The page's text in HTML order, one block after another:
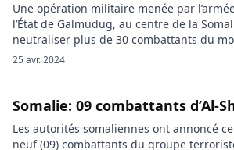
Une opération militaire menée par
l’État de Galmudug, au centre de la
neutraliser plus de 30 combattants du
Shabab. Selon les informations fournies
lancée contre deux bases […]
25 avr. 2024
Somalie: 09 combattants d’Al-
Les autorités somaliennes ont annoncé
neuf (09) combattants du groupe